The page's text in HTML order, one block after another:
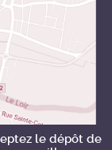
le dépôt de